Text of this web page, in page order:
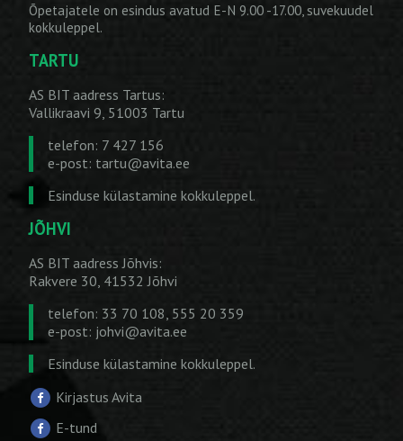
Õpetajatele on esindus avatud E-N 9.00 -17.00, suvekuudel
kokkuleppel.
TARTU
AS BIT aadress Tartus:
Vallikraavi 9, 51003 Tartu
telefon: 7 427 156
e-post: tartu@avita.ee
Esinduse külastamine kokkuleppel.
JÕHVI
AS BIT aadress Jõhvis:
Rakvere 30, 41532 Jõhvi
telefon: 33 70 108, 555 20 359
e-post: johvi@avita.ee
Esinduse külastamine kokkuleppel.
Kirjastus Avita
E-tund